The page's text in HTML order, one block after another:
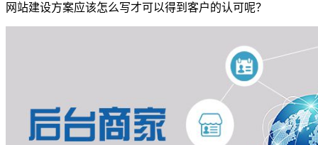
网站建设方案应该怎么写才可以得到客户的认可呢？